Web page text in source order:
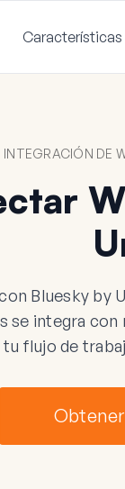
Características
INTEGRACIÓN DE
Bluesky by
se integra
tu flujo de